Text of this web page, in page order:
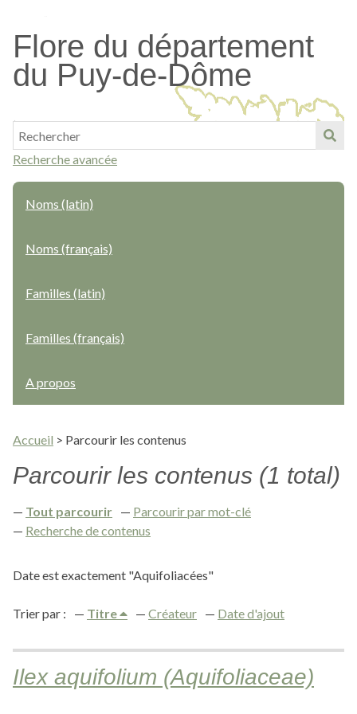
contenu
principal
Flore du département
du Puy-de-Dôme
Recherche avancée
Noms (latin)
Noms (français)
Familles (latin)
Familles (français)
A propos
Accueil > Parcourir les contenus
Parcourir les contenus (1 total)
Tout parcourir
Parcourir par mot-clé
Recherche de contenus
Date est exactement "Aquifoliacées"
Trier par : Titre Créateur Date d'ajout
Ilex aquifolium (Aquifoliaceae)